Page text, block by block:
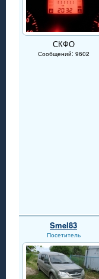
СКФО
Сообщений: 9602
Smel83
Посетитель